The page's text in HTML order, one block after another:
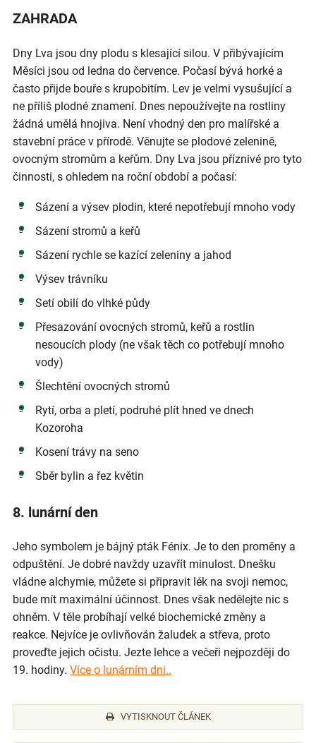
ZAHRADA
Dny Lva jsou dny plodu s klesající silou. V přibývajícím
Měsíci jsou od ledna do července. Počasí bývá horké a
často přijde bouře s krupobitím. Lev je velmi vysušující a
ne příliš plodné znamení. Dnes nepoužívejte na rostliny
žádná umělá hnojiva. Není vhodný den pro malířské a
stavební práce v přírodě. Věnujte se plodové zelenině,
ovocným stromům a keřům. Dny Lva jsou příznivé pro tyto
činnosti, s ohledem na roční období a počasí:
Sázení a výsev plodin, které nepotřebují mnoho vody
Sázení stromů a keřů
Sázení rychle se kazící zeleniny a jahod
Výsev trávníku
Setí obilí do vlhké půdy
Přesazování ovocných stromů, keřů a rostlin
nesoucích plody (ne však těch co potřebují mnoho
vody)
Šlechtění ovocných stromů
Rytí, orba a pletí, podruhé plít hned ve dnech
Kozoroha
Kosení trávy na seno
Sběr bylin a řez květin
8. lunární den
Jeho symbolem je bájný pták Fénix. Je to den proměny a
odpuštění. Je dobré navždy uzavřít minulost. Dnešku
vládne alchymie, můžete si připravit lék na svoji nemoc,
bude mít maximální účinnost. Dnes však nedělejte nic s
ohněm. V těle probíhají velké biochemické změny a
reakce. Nejvíce je ovlivňován žaludek a střeva, proto
proveďte jejich očistu. Jezte lehce a večeři nejpozději do
19. hodiny. Více o lunárním dni..
VYTISKNOUT ČLÁNEK